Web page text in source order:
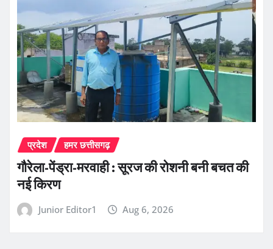
प्रदेश हमर छत्तीसगढ़
गौरेला-पेंड्रा-मरवाही : सूरज की रोशनी बनी बचत की
नई किरण
Junior Editor1 Aug 6, 2026